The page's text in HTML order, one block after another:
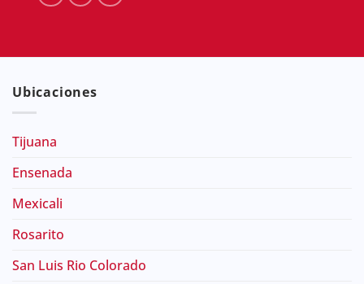
Ubicaciones
Tijuana
Ensenada
Mexicali
Rosarito
San Luis Rio Colorado